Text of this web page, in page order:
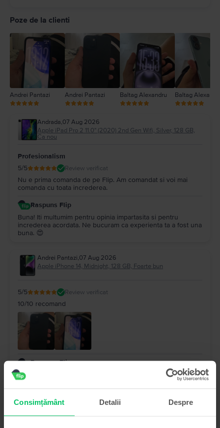
Consimțământ Detalii Despre
Poze de la clienti
Andrei Pantazi Andrei Pantazi Baltag Alexandru Baltag
Andrada,07 Aug 2026
Apple iPad Pro 2 11.0" (2020) 2nd Gen Wifi, Silver, 128 GB,
Ca nou
Profesionalism
5/5 Review verificat
Nu e prima comanda de pe Flip. Am comandat si voi mai
comanda cu toata increderea.
Raspuns Flip
Buna! Iti multumim pentru opinia impartasita si pentru
increderea acordata. Ne bucuram ca experienta ta a fost una
buna. 😍
Andrei Pantazi,07 Aug 2026
Apple iPhone 14, Midnight, 128 GB, Foarte bun
5/5 Review verificat
10/10 recomand
Raspuns Flip
Salut! Iti multumim pentru feedback si pentru ca ai ales
platforma noastra. Ne bucuram ca experienta a fost una
Baltag Alexandru